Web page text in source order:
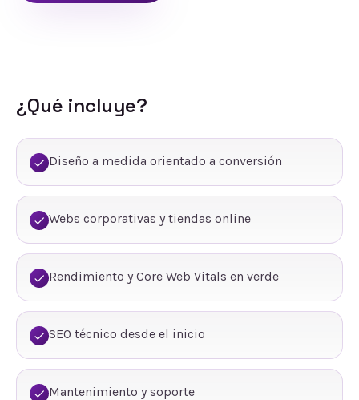
¿Qué incluye?
Diseño a medida orientado a conversión
Webs corporativas y tiendas online
Rendimiento y Core Web Vitals en verde
SEO técnico desde el inicio
Mantenimiento y soporte